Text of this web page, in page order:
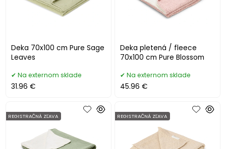
Deka 70x100 cm Pure Sage
Leaves
Na externom sklade
31.96 €
Deka pletená / fleece
70x100 cm Pure Blossom
Na externom sklade
45.96 €
REGISTRAČNÁ ZĽAVA REGISTRAČNÁ ZĽAVA